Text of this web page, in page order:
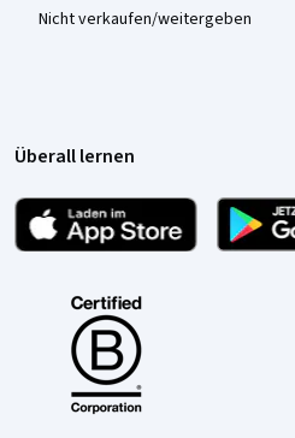
Nicht verkaufen/weitergeben
Überall lernen